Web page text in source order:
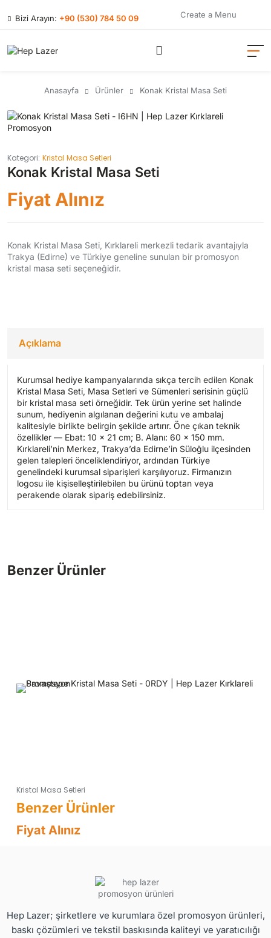
Bizi Arayın: +90 (530) 784 50 09 Create a Menu
Anasayfa Ürünler Konak Kristal Masa Seti
Kategori: Kristal Masa Setleri
Konak Kristal Masa Seti
Fiyat Alınız
Konak Kristal Masa Seti, Kırklareli merkezli tedarik avantajıyla
Trakya (Edirne) ve Türkiye geneline sunulan bir promosyon
kristal masa seti seçeneğidir.
Açıklama
Kurumsal hediye kampanyalarında sıkça tercih edilen Konak
Kristal Masa Seti, Masa Setleri ve Sümenleri serisinin güçlü
bir kristal masa seti örneğidir. Tek ürün yerine set halinde
sunum, hediyenin algılanan değerini kutu ve ambalaj
kalitesiyle birlikte belirgin şekilde artırır. Öne çıkan teknik
özellikler — Ebat: 10 x 21 cm; B. Alanı: 60 x 150 mm.
Kırklareli’nin Merkez, Trakya’da Edirne’in Süloğlu ilçesinden
gelen talepleri önceliklendiriyor, ardından Türkiye
genelindeki kurumsal siparişleri karşılıyoruz. Firmanızın
logosu ile kişiselleştirilebilen bu ürünü toptan veya
perakende olarak sipariş edebilirsiniz.
Kristal Masa Setleri
Fiyat Alınız
Hep Lazer; şirketlere ve kurumlara özel promosyon ürünleri,
baskı çözümleri ve tekstil baskısında kaliteyi ve yaratıcılığı